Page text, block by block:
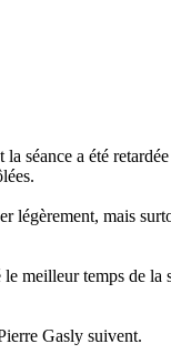
séance a été
légèrement, mais
meilleur temps de la
Gasly suivent.